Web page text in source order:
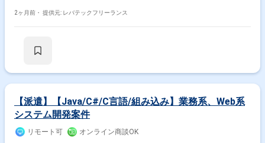
ー等を用いた不具合調査および原因分析 -問い合わせ対応等の複数タスク
2ヶ月前・ 提供元: レバテックフリーランス
【派遣】【Java/C#/C言語/組み込み】業務系、Web系
システム開発案件
リモート可 オンライン商談OK